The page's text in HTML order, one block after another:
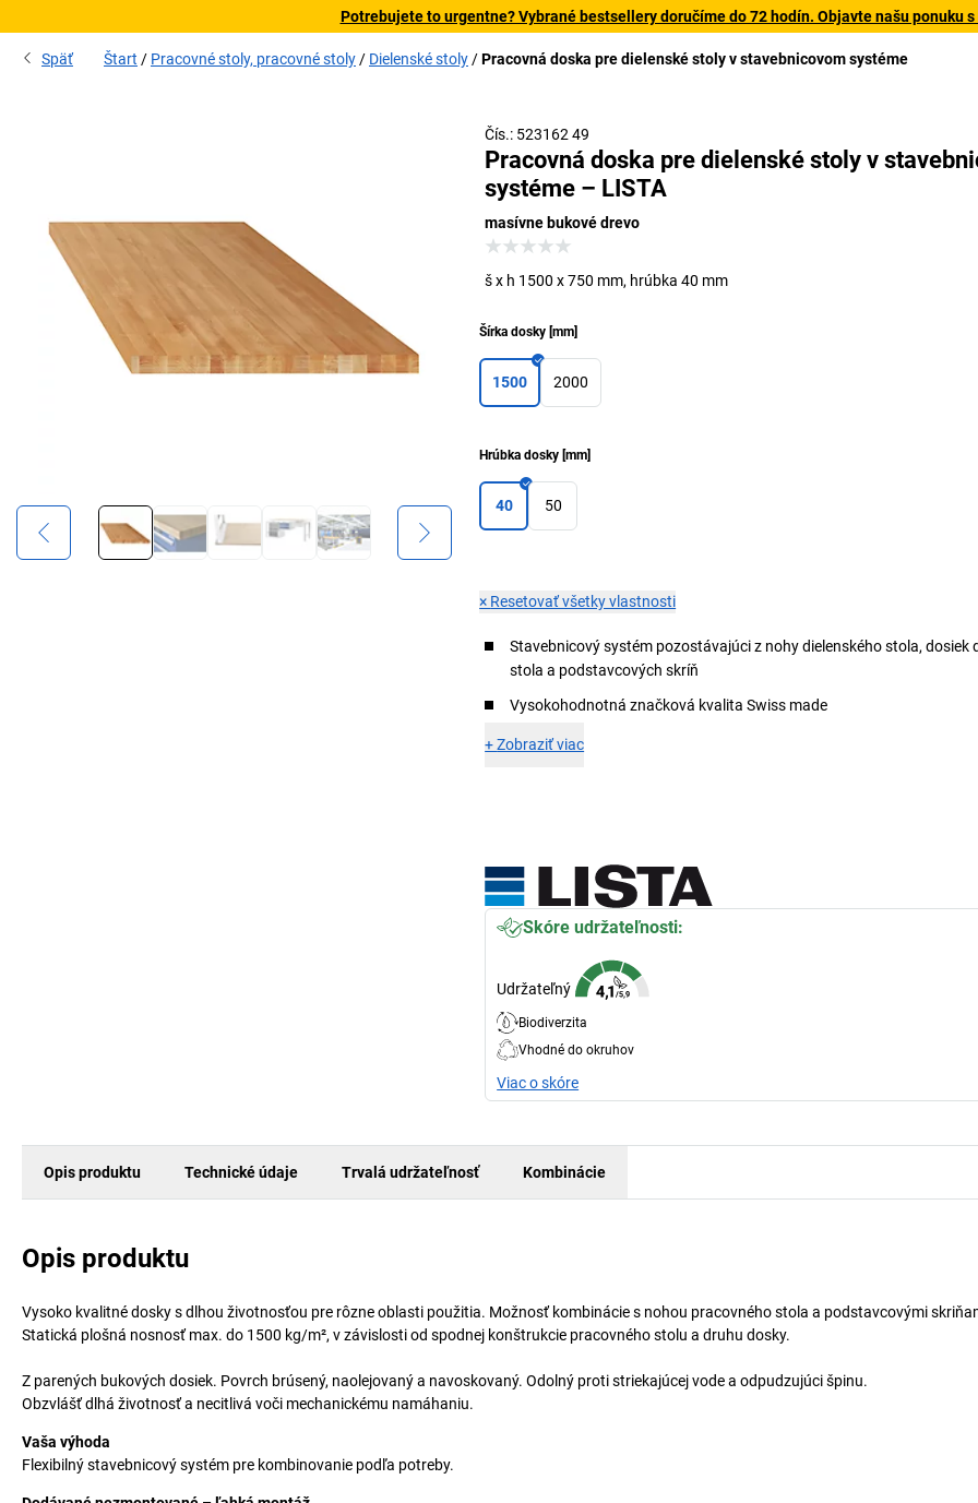
Potrebujete to urgentne? Vybrané bestsellery doručíme do 72 hodín. Objavte našu ponuku
Späť Štart Pracovné stoly, pracovné stoly Dielenské stoly Pracovná doska pre dielenské stoly v stavebnicovom systéme
Čís.: 523162 49
Pracovná doska pre dielenské stoly v
systéme – LISTA
masívne bukové drevo
š x h 1500 x 750 mm, hrúbka 40 mm
Šírka dosky [mm]
1500 2000
Hrúbka dosky [mm]
40 50
× Resetovať všetky vlastnosti
Stavebnicový systém pozostávajúci z nohy dielenského stola, dosiek
stola a podstavcových skríň
Vysokohodnotná značková kvalita Swiss made
+Zobraziť viac
Skóre udržateľnosti:
Udržateľný
Biodiverzita
Vhodné do okruhov
Viac o skóre
Opis produktu Technické údaje Trvalá udržateľnosť Kombinácie
Opis produktu
Vysoko kvalitné dosky s dlhou životnosťou pre rôzne oblasti použitia. Možnosť kombinácie s nohou pracovného stola a podstavcovými
Statická plošná nosnosť max. do 1500 kg/m², v závislosti od spodnej konštrukcie pracovného stolu a druhu dosky.
Z parených bukových dosiek. Povrch brúsený, naolejovaný a navoskovaný. Odolný proti striekajúcej vode a odpudzujúci špinu.
Obzvlášť dlhá životnosť a necitlivá voči mechanickému namáhaniu.
Vaša výhoda
Flexibilný stavebnicový systém pre kombinovanie podľa potreby.